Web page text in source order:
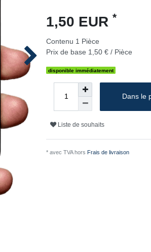
1,50 EUR *
Contenu 1 Pièce
Prix de base 1,50 € / Pièce
disponible immédiatement
Dans le
Liste de souhaits
* avec TVA hors Frais de livraison